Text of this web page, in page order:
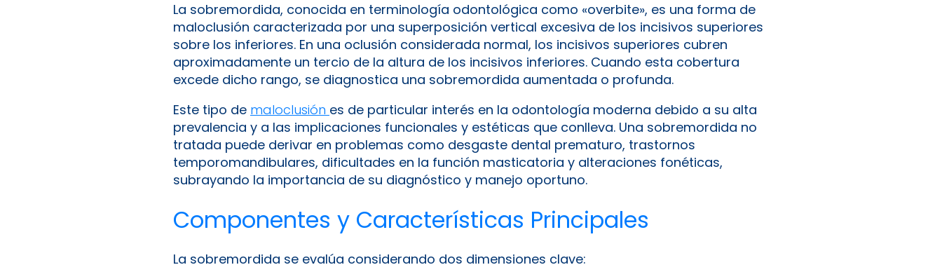
La sobremordida, conocida en terminología odontológica como «overbite», es una forma de
maloclusión caracterizada por una superposición vertical excesiva de los incisivos superiores
sobre los inferiores. En una oclusión considerada normal, los incisivos superiores cubren
aproximadamente un tercio de la altura de los incisivos inferiores. Cuando esta cobertura
excede dicho rango, se diagnostica una sobremordida aumentada o profunda.
Este tipo de maloclusión es de particular interés en la odontología moderna debido a su alta
prevalencia y a las implicaciones funcionales y estéticas que conlleva. Una sobremordida no
tratada puede derivar en problemas como desgaste dental prematuro, trastornos
temporomandibulares, dificultades en la función masticatoria y alteraciones fonéticas,
subrayando la importancia de su diagnóstico y manejo oportuno.
Componentes y Características Principales
La sobremordida se evalúa considerando dos dimensiones clave: